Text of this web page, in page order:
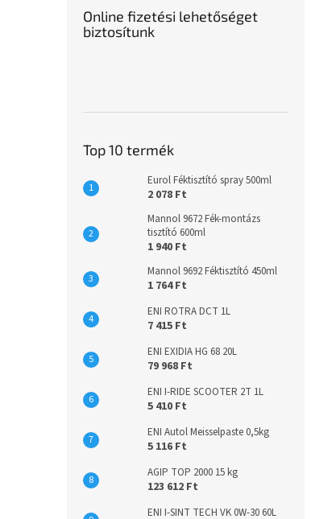
Online fizetési lehetőséget
biztosítunk
Top 10 termék
Eurol Féktisztító spray 500ml
2 078 Ft
Mannol 9672 Fék-montázs
tisztító 600ml
1 940 Ft
Mannol 9692 Féktisztító 450ml
1 764 Ft
ENI ROTRA DCT 1L
7 415 Ft
ENI EXIDIA HG 68 20L
79 968 Ft
ENI I-RIDE SCOOTER 2T 1L
5 410 Ft
ENI Autol Meisselpaste 0,5kg
5 116 Ft
AGIP TOP 2000 15 kg
123 612 Ft
ENI I-SINT TECH VK 0W-30 60L